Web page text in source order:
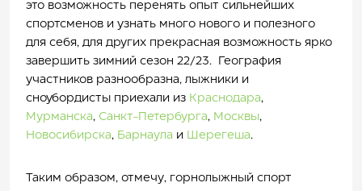
это возможность перенять опыт сильнейших
спортсменов и узнать много нового и полезного
для себя, для других прекрасная возможность ярко
завершить зимний сезон 22/23. География
участников разнообразна, лыжники и
сноубордисты приехали из Краснодара,
Мурманска, Санкт-Петербурга, Москвы,
Новосибирска, Барнаула и Шерегеша.
Таким образом, отмечу, горнолыжный спорт